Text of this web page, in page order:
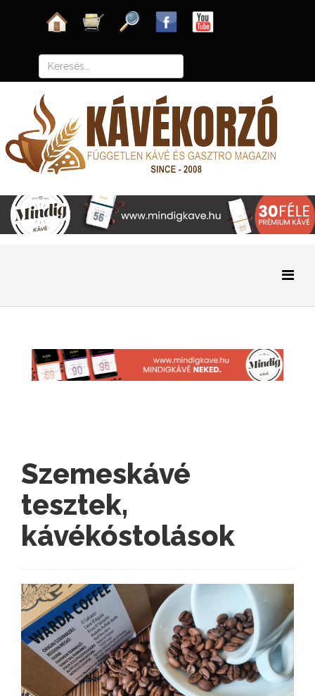
Szemeskávé
tesztek,
kávékóstolások